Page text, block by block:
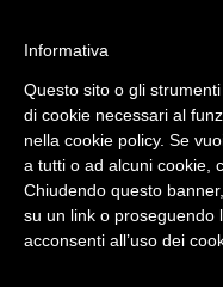
Re e regine
accetta l'uso dei
Fai clic per
Google
OK
Informativa
Questo sito o gli
di cookie necessari al
nella cookie policy. Se
a tutti o ad alcuni cookie,
Chiudendo questo
su un link o proseguendo
acconsenti all’uso dei